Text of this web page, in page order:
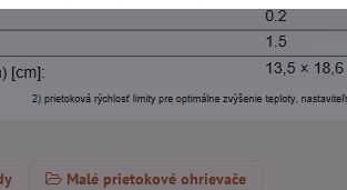
Malé prietokové ohrievače